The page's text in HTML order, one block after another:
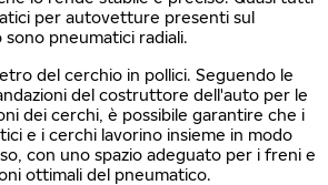
per autovetture presenti sul
sono pneumatici radiali.
del cerchio in pollici. Seguendo le
del costruttore dell'auto per le
dei cerchi, è possibile garantire che i
e i cerchi lavorino insieme in modo
con uno spazio adeguato per i freni e
ottimali del pneumatico.